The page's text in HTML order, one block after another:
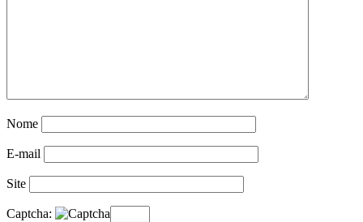
Nome
E-mail
Site
Captcha: